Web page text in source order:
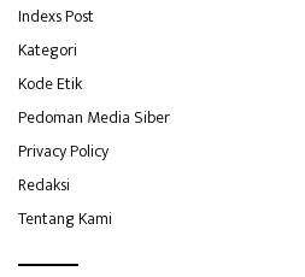
Indexs Post
Kategori
Kode Etik
Pedoman Media Siber
Privacy Policy
Redaksi
Tentang Kami